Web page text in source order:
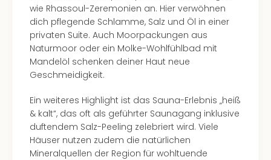
wie Rhassoul-Zeremonien an. Hier verwöhnen
dich pflegende Schlamme, Salz und Öl in einer
privaten Suite. Auch Moorpackungen aus
Naturmoor oder ein Molke-Wohlfühlbad mit
Mandelöl schenken deiner Haut neue
Geschmeidigkeit.
Ein weiteres Highlight ist das Sauna-Erlebnis „heiß
& kalt“, das oft als geführter Saunagang inklusive
duftendem Salz-Peeling zelebriert wird. Viele
Häuser nutzen zudem die natürlichen
Mineralquellen der Region für wohltuende